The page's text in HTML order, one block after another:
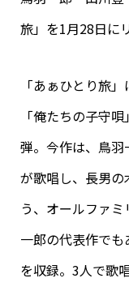
旅」を1月28日に
「あぁひとり旅
「俺たちの子守
弾。今作は、鳥
が歌唱し、長男
う、オールファ
一郎の代表作でも
を収録。3人で歌